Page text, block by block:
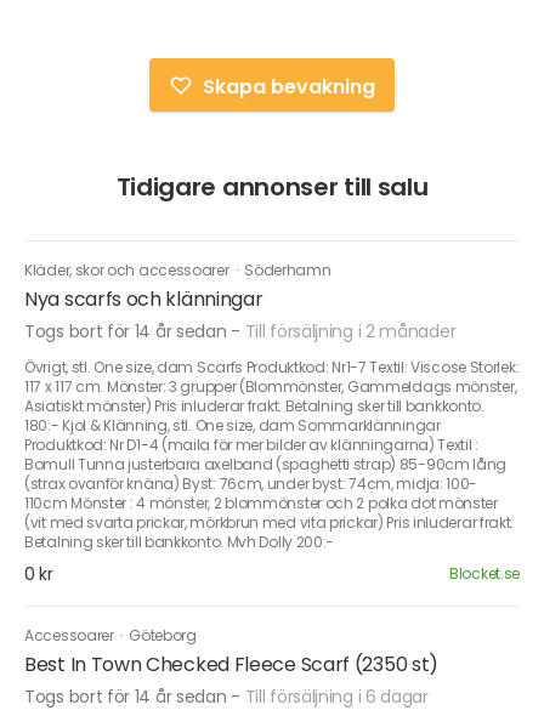
Skapa bevakning
Tidigare annonser till salu
Kläder, skor och accessoarer · Söderhamn
Nya scarfs och klänningar
Togs bort för 14 år sedan - Till försäljning i 2 månader
Övrigt, stl. One size, dam Scarfs Produktkod: Nr1-7 Textil: Viscose Storlek:
117 x 117 cm. Mönster: 3 grupper (Blommönster, Gammeldags mönster,
Asiatiskt mönster) Pris inluderar frakt. Betalning sker till bankkonto.
180:- Kjol & Klänning, stl. One size, dam Sommarklänningar
Produktkod: Nr D1-4 (maila för mer bilder av klänningarna) Textil :
Bomull Tunna justerbara axelband (spaghetti strap) 85-90cm lång
(strax ovanför knäna) Byst: 76cm, under byst: 74cm, midja: 100-
110cm Mönster : 4 mönster, 2 blommönster och 2 polka dot mönster
(vit med svarta prickar, mörkbrun med vita prickar) Pris inluderar frakt.
Betalning sker till bankkonto. Mvh Dolly 200:-
0 kr Blocket.se
Accessoarer · Göteborg
Best In Town Checked Fleece Scarf (2350 st)
Togs bort för 14 år sedan - Till försäljning i 6 dagar